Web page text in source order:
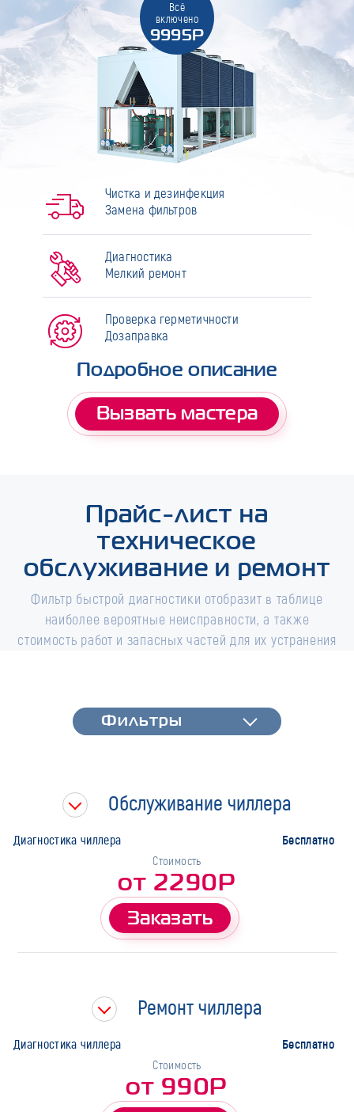
Всё
включено
9995Р
Чистка и дезинфекция
Замена фильтров
Диагностика
Мелкий ремонт
Проверка герметичности
Дозаправка
Подробное описание
Вызвать мастера
Прайс-лист на
техническое
обслуживание и ремонт
Фильтр быстрой диагностики отобразит в таблице
наиболее вероятные неисправности, а также
стоимость работ и запасных частей для их устранения
Фильтры
Марка
Фильтры
Обслуживание чиллера
Диагностика чиллера Бесплатно
Стоимость
от 2290Р
Заказать
Ремонт чиллера
Диагностика чиллера Бесплатно
Стоимость
от 990Р